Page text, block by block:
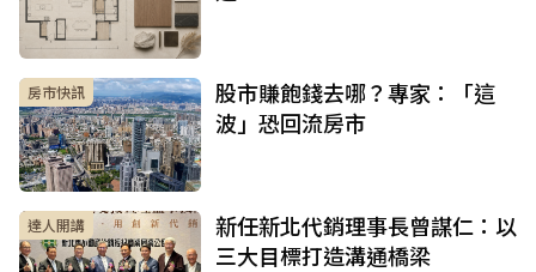
房市快訊
股市賺飽錢去哪？專家：「這
波」恐回流房市
達人開講
新任新北代銷理事長曾謀仁：以
三大目標打造溝通橋梁